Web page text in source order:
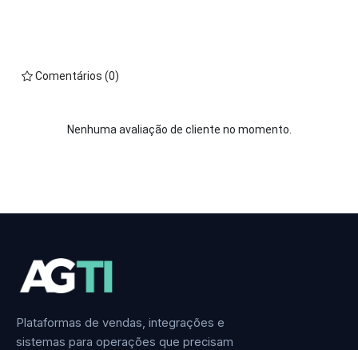
Comentários (0)
Nenhuma avaliação de cliente no momento.
Plataformas de vendas, integrações e
sistemas para operações que precisam